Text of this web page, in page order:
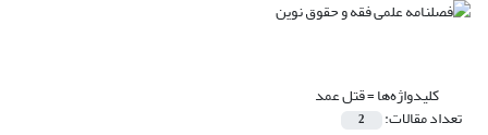
کلیدواژه‌ها =قتل عمد
تعداد مقالات: 2